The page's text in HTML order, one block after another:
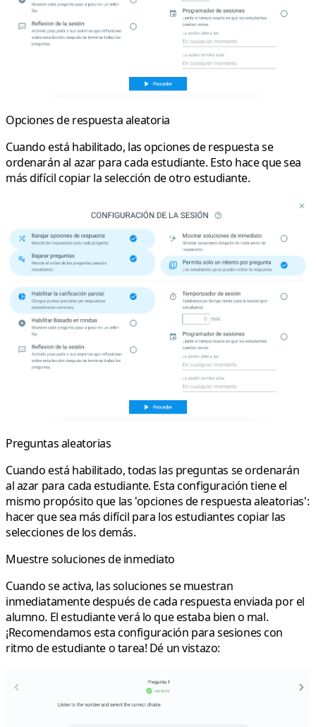
Opciones de respuesta aleatoria
Cuando está habilitado, las opciones de respuesta se
ordenarán al azar para cada estudiante. Esto hace que sea
más difícil copiar la selección de otro estudiante.
Preguntas aleatorias
Cuando está habilitado, todas las preguntas se ordenarán
al azar para cada estudiante. Esta configuración tiene el
mismo propósito que las 'opciones de respuesta aleatorias':
hacer que sea más difícil para los estudiantes copiar las
selecciones de los demás.
Muestre soluciones de inmediato
Cuando se activa, las soluciones se muestran
inmediatamente después de cada respuesta enviada por el
alumno. El estudiante verá lo que estaba bien o mal.
¡Recomendamos esta configuración para sesiones con
ritmo de estudiante o tarea! Dé un vistazo: